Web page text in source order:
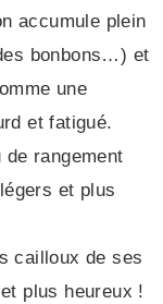
accumule plein
bonbons…) et
une
et fatigué.
rangement
et plus
cailloux de ses
plus heureux !